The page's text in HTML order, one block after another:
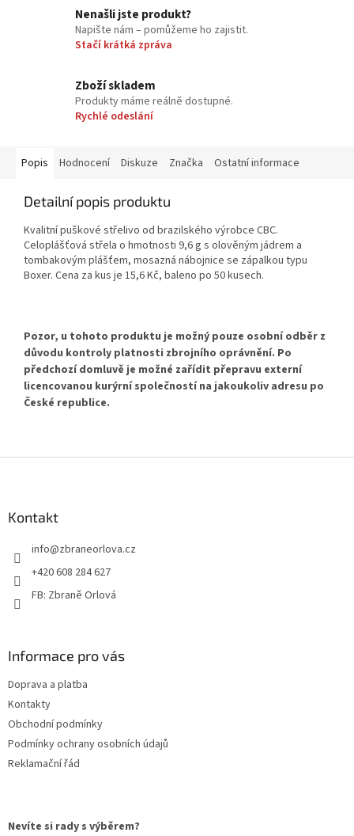
Nenašli jste produkt?
Napište nám – pomůžeme ho zajistit.
Stačí krátká zpráva
Zboží skladem
Produkty máme reálně dostupné.
Rychlé odeslání
Popis Hodnocení Diskuze Značka Ostatní informace
Detailní popis produktu
Kvalitní puškové střelivo od brazilského výrobce CBC.
Celoplášťová střela o hmotnosti 9,6 g s olověným jádrem a
tombakovým plášťem, mosazná nábojnice se zápalkou typu
Boxer. Cena za kus je 15,6 Kč, baleno po 50 kusech.
Pozor, u tohoto produktu je možný pouze osobní odběr z
důvodu kontroly platnosti zbrojního oprávnění. Po
předchozí domluvě je možné zařídit přepravu externí
licencovanou kurýrní společností na jakoukoliv adresu po
České republice.
Kontakt
info@zbraneorlova.cz
+420 608 284 627
FB: Zbraně Orlová
Informace pro vás
Doprava a platba
Kontakty
Obchodní podmínky
Podmínky ochrany osobních údajů
Reklamační řád
Nevíte si rady s výběrem?